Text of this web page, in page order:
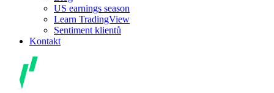
US earnings season
Learn TradingView
Sentiment klientů
Kontakt